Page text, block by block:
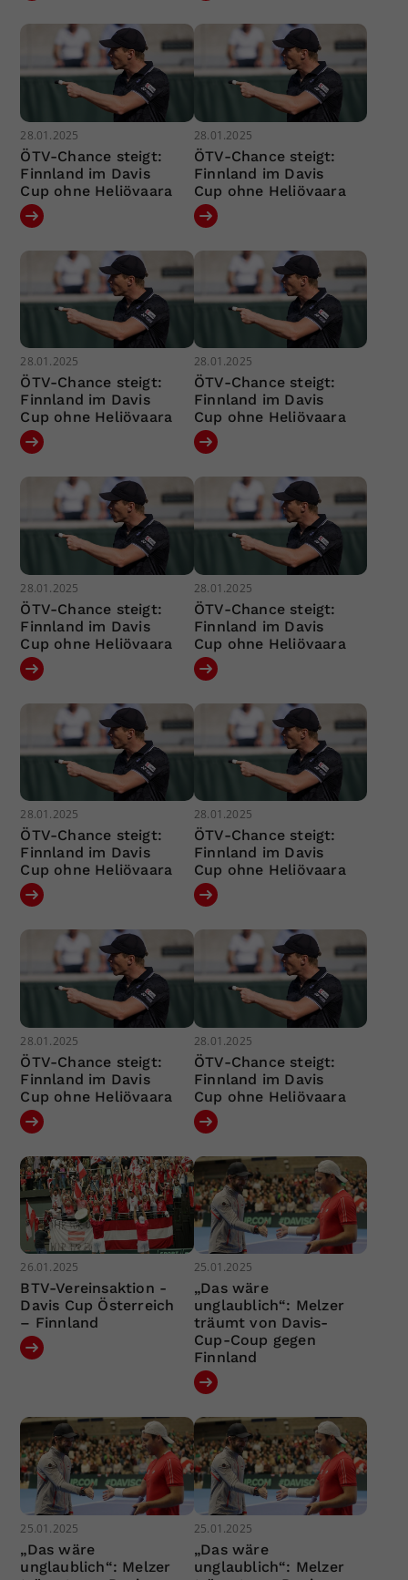
28.01.2025
ÖTV-Chance steigt:
Finnland im Davis
Cup ohne Heliövaara
28.01.2025
ÖTV-Chance steigt:
Finnland im Davis
Cup ohne Heliövaara
28.01.2025
ÖTV-Chance steigt:
Finnland im Davis
Cup ohne Heliövaara
28.01.2025
ÖTV-Chance steigt:
Finnland im Davis
Cup ohne Heliövaara
28.01.2025
ÖTV-Chance steigt:
Finnland im Davis
Cup ohne Heliövaara
28.01.2025
ÖTV-Chance steigt:
Finnland im Davis
Cup ohne Heliövaara
28.01.2025
ÖTV-Chance steigt:
Finnland im Davis
Cup ohne Heliövaara
28.01.2025
ÖTV-Chance steigt:
Finnland im Davis
Cup ohne Heliövaara
28.01.2025
ÖTV-Chance steigt:
Finnland im Davis
Cup ohne Heliövaara
28.01.2025
ÖTV-Chance steigt:
Finnland im Davis
Cup ohne Heliövaara
26.01.2025
BTV-Vereinsaktion -
Davis Cup Österreich
– Finnland
25.01.2025
„Das wäre
unglaublich“: Melzer
träumt von Davis-
Cup-Coup gegen
Finnland
25.01.2025
„Das wäre
unglaublich“: Melzer
25.01.2025
„Das wäre
unglaublich“: Melzer